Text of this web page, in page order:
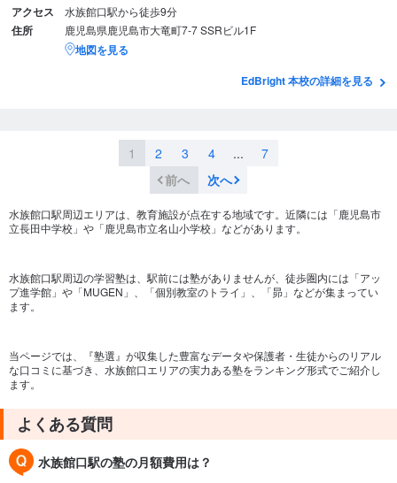
アクセス 水族館口駅から徒歩9分
住所 鹿児島県鹿児島市大竜町7-7 SSRビル1F
地図を見る
EdBright 本校の詳細を見る
1 2 3 4 ...
7
前へ
次へ
水族館口駅周辺エリアは、教育施設が点在する地域です。近隣には「鹿児島市
立長田中学校」や「鹿児島市立名山小学校」などがあります。
水族館口駅周辺の学習塾は、駅前には塾がありませんが、徒歩圏内には「アッ
プ進学館」や「MUGEN」、「個別教室のトライ」、「昴」などが集まってい
ます。
当ページでは、『塾選』が収集した豊富なデータや保護者・生徒からのリアル
な口コミに基づき、水族館口エリアの実力ある塾をランキング形式でご紹介し
ます。
よくある質問
水族館口駅の塾の月額費用は？